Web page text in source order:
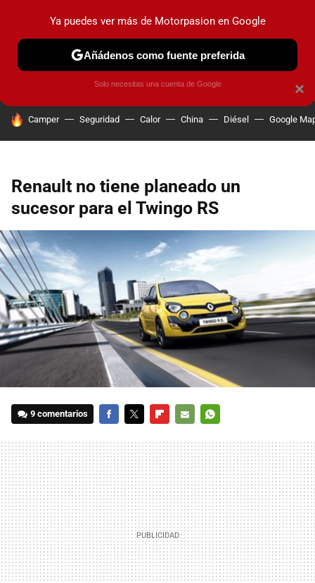
PRUEBAS COCHES ELÉCTRICOS OBSERVATORIO
HOY SE HABLA DE
Camper Seguridad Calor China Diésel Google
Renault no tiene planeado un
sucesor para el Twingo RS
9 comentarios
MAIL
×
Ya puedes ver más de Motorpasion en Google
Añádenos como fuente preferida
Solo necesitas una cuenta de Google